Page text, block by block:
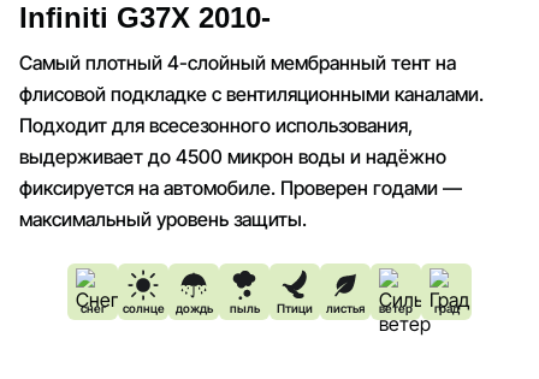
Infiniti G37X 2010-
Самый плотный 4-слойный мембранный тент на
флисовой подкладке с вентиляционными каналами.
Подходит для всесезонного использования,
выдерживает до 4500 микрон воды и надёжно
фиксируется на автомобиле. Проверен годами —
максимальный уровень защиты.
снег солнце дождь пыль Птици листья ветер град